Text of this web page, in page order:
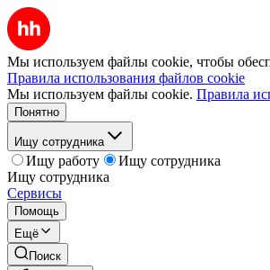
Мы используем файлы cookie, чтобы
Правила использования файлов cookie
Мы используем файлы cookie. Правила
Понятно
Ищу сотрудника
Ищу работу
Ищу сотрудника
Ищу сотрудника
Сервисы
Помощь
Ещё
Поиск